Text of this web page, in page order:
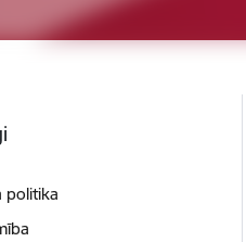
politika